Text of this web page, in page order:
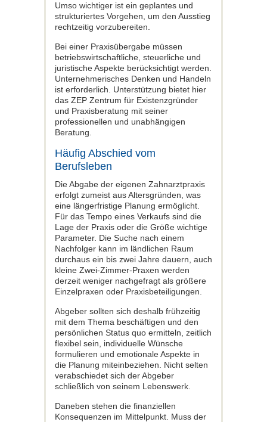
Umso wichtiger ist ein geplantes und
strukturiertes Vorgehen, um den Ausstieg
rechtzeitig vorzubereiten.
Bei einer Praxisübergabe müssen
betriebswirtschaftliche, steuerliche und
juristische Aspekte berücksichtigt werden.
Unternehmerisches Denken und Handeln
ist erforderlich. Unterstützung bietet hier
das ZEP Zentrum für Existenzgründer
und Praxisberatung mit seiner
professionellen und unabhängigen
Beratung.
Häufig Abschied vom
Berufsleben
Die Abgabe der eigenen Zahnarztpraxis
erfolgt zumeist aus Altersgründen, was
eine längerfristige Planung ermöglicht.
Für das Tempo eines Verkaufs sind die
Lage der Praxis oder die Größe wichtige
Parameter. Die Suche nach einem
Nachfolger kann im ländlichen Raum
durchaus ein bis zwei Jahre dauern, auch
kleine Zwei-Zimmer-Praxen werden
derzeit weniger nachgefragt als größere
Einzelpraxen oder Praxisbeteiligungen.
Abgeber sollten sich deshalb frühzeitig
mit dem Thema beschäftigen und den
persönlichen Status quo ermitteln, zeitlich
flexibel sein, individuelle Wünsche
formulieren und emotionale Aspekte in
die Planung miteinbeziehen. Nicht selten
verabschiedet sich der Abgeber
schließlich von seinem Lebenswerk.
Daneben stehen die finanziellen
Konsequenzen im Mittelpunkt. Muss der